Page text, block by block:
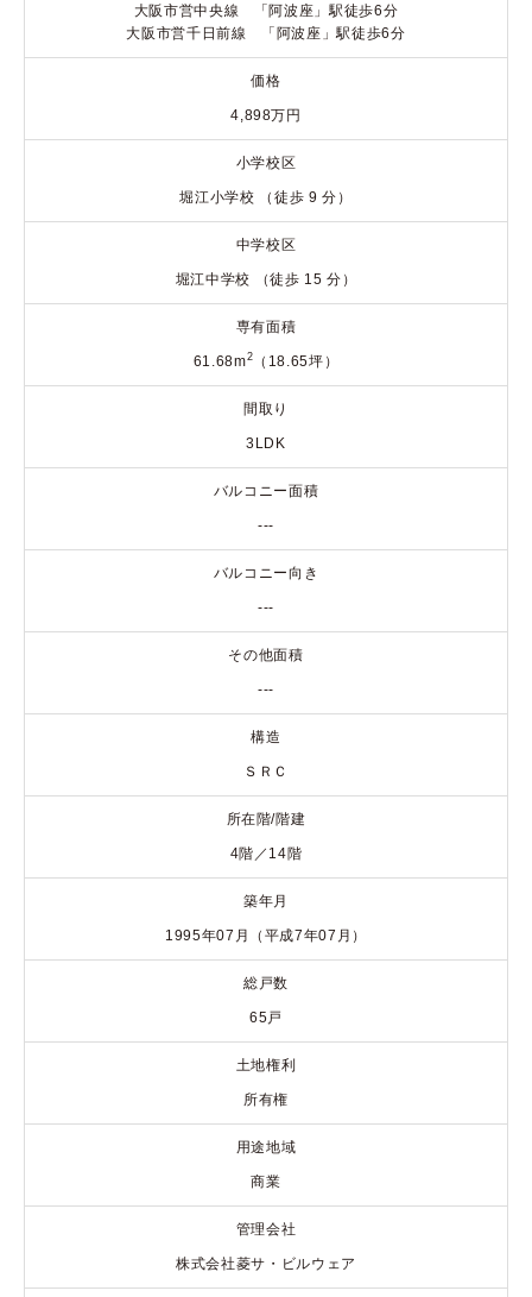
大阪市営中央線 「阿波座」駅徒歩6分
大阪市営千日前線 「阿波座」駅徒歩6分
価格
4,898万円
小学校区
堀江小学校 （徒歩 9 分）
中学校区
堀江中学校 （徒歩 15 分）
専有面積
61.68m2 （18.65坪）
間取り
3LDK
バルコニー面積
---
バルコニー向き
---
その他面積
---
構造
ＳＲＣ
所在階/階建
4階／14階
築年月
1995年07月（平成7年07月）
総戸数
65戸
土地権利
所有権
用途地域
商業
管理会社
株式会社菱サ・ビルウェア